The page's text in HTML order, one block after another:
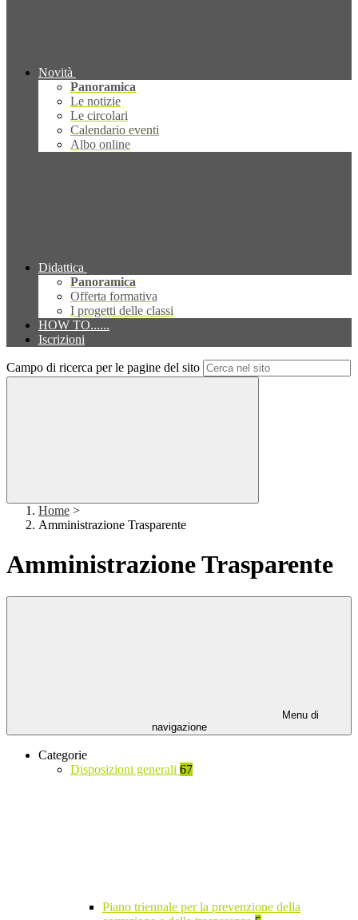
Novità
Panoramica
Le notizie
Le circolari
Calendario eventi
Albo online
Didattica
Panoramica
Offerta formativa
I progetti delle classi
HOW TO......
Iscrizioni
Campo di ricerca per le pagine del sito
Home >
Amministrazione Trasparente
Amministrazione Trasparente
Menu di
navigazione
Categorie
Disposizioni generali 67
Piano triennale per la prevenzione della